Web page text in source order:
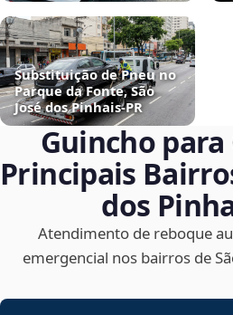
Substituição de Pneu no
Parque da Fonte, São
José dos Pinhais‑PR
Guincho
Principais
dos
Atendimento de reboque
emergencial nos bairros de